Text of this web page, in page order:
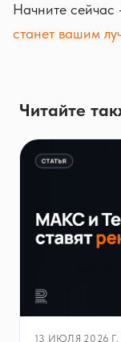
Начните сейчас
станет вашим
Читайте
13 ИЮЛЯ 2026 Г.